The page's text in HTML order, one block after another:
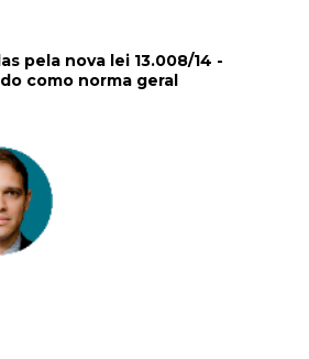
pela nova lei 13.008/14 -
como norma geral